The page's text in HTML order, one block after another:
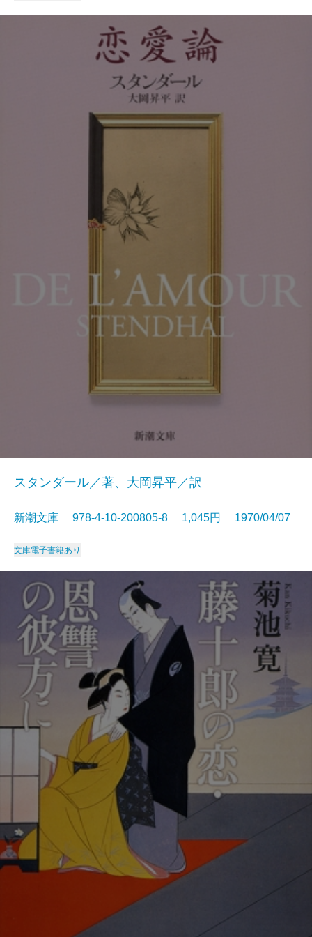
スタンダール／著、大岡昇平／訳
新潮文庫 978-4-10-200805-8 1,045円 1970/04/07
文庫電子書籍あり